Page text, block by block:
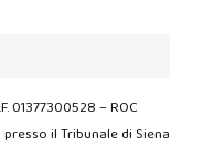
01377300528 – ROC
il Tribunale di Siena